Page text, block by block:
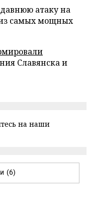
атаку на
самых мощных
Славянска и
на наши
(6)